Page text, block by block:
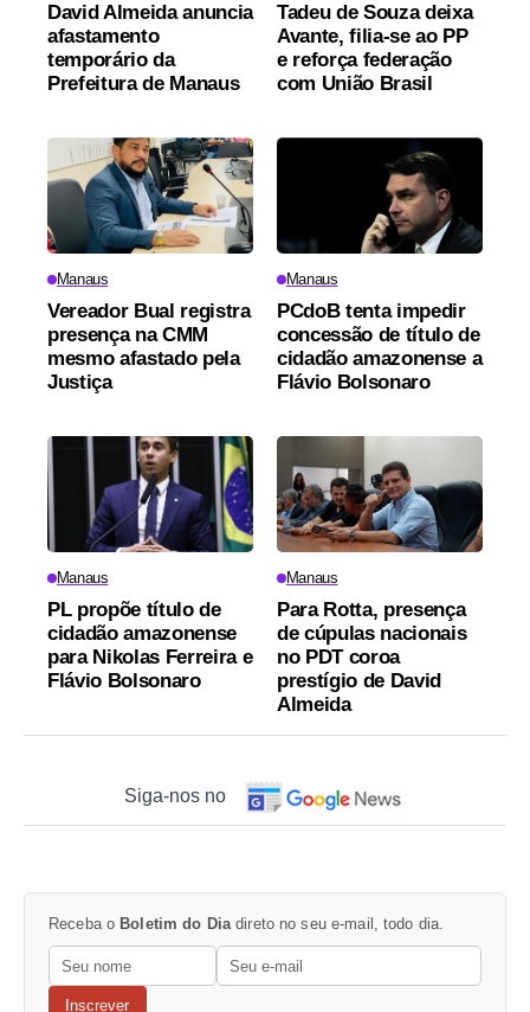
David Almeida anuncia
afastamento
temporário da
Prefeitura de Manaus
Tadeu de Souza deixa
Avante, filia-se ao PP
e reforça federação
com União Brasil
Manaus
Vereador Bual registra
presença na CMM
mesmo afastado pela
Justiça
Manaus
PCdoB tenta impedir
concessão de título de
cidadão amazonense a
Flávio Bolsonaro
Manaus
PL propõe título de
cidadão amazonense
para Nikolas Ferreira e
Flávio Bolsonaro
Manaus
Para Rotta, presença
de cúpulas nacionais
no PDT coroa
prestígio de David
Almeida
Siga-nos no
Receba o Boletim do Dia direto no seu e-mail, todo dia.
Inscrever